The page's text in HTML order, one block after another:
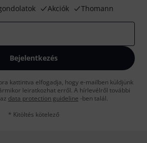
Akciók Thomann
Bejelentkezés
kattintva elfogadja, hogy e-mailben küldjünk
leiratkozhat erről. A hírlevélről további
data protection guideline -ben talál.
* Kitöltés kötelező